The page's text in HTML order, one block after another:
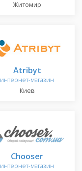
Житомир
Atribyt
интернет-магазин
Киев
Chooser
интернет-магазин